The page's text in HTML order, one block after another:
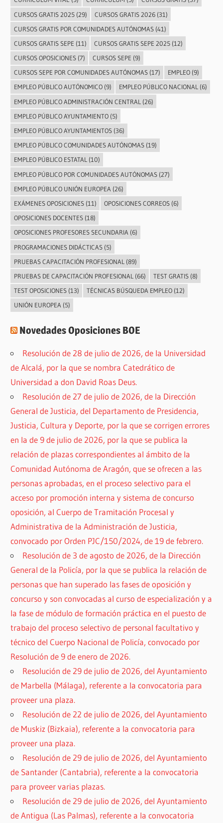
CURSOS GRATIS 2025(29) CURSOS GRATIS 2026(31)
CURSOS GRATIS POR COMUNIDADES AUTÓNOMAS(41)
CURSOS GRATIS SEPE (11) CURSOS GRATIS SEPE 2025(12)
CURSOS OPOSICIONES(7) CURSOS SEPE (9)
CURSOS SEPE POR COMUNIDADES AUTÓNOMAS(17) EMPLEO(9)
EMPLEO PÚBLICO AUTÓNOMICO(9) EMPLEO PÚBLICO NACIONAL(6)
EMPLEO PÚBLICO ADMINISTRACIÓN CENTRAL (26)
EMPLEO PÚBLICO AYUNTAMIENTO(5)
EMPLEO PÚBLICO AYUNTAMIENTOS(36)
EMPLEO PÚBLICO COMUNIDADES AUTÓNOMAS(19)
EMPLEO PÚBLICO ESTATAL(10)
EMPLEO PÚBLICO POR COMUNIDADES AUTÓNOMAS(27)
EMPLEO PÚBLICO UNIÓN EUROPEA (26)
EXÁMENES OPOSICIONES(11) OPOSICIONES CORREOS(6)
OPOSICIONES DOCENTES(18)
OPOSICIONES PROFESORES SECUNDARIA(6)
PROGRAMACIONES DIDÁCTICAS(5)
PRUEBAS CAPACITACIÓN PROFESIONAL (89)
PRUEBAS DE CAPACITACIÓN PROFESIONAL (66) TEST GRATIS(8)
TEST OPOSICIONES(13) TÉCNICAS BÚSQUEDA EMPLEO(12)
UNIÓN EUROPEA(5)
Novedades Oposiciones BOE
Resolución de 28 de julio de 2026, de la Universidad
de Alcalá, por la que se nombra Catedrático de
Universidad a don David Roas Deus.
Resolución de 27 de julio de 2026, de la Dirección
General de Justicia, del Departamento de Presidencia,
Justicia, Cultura y Deporte, por la que se corrigen errores
en la de 9 de julio de 2026, por la que se publica la
relación de plazas correspondientes al ámbito de la
Comunidad Autónoma de Aragón, que se ofrecen a las
personas aprobadas, en el proceso selectivo para el
acceso por promoción interna y sistema de concurso
oposición, al Cuerpo de Tramitación Procesal y
Administrativa de la Administración de Justicia,
convocado por Orden PJC/150/2024, de 19 de febrero.
Resolución de 3 de agosto de 2026, de la Dirección
General de la Policía, por la que se publica la relación de
personas que han superado las fases de oposición y
concurso y son convocadas al curso de especialización y a
la fase de módulo de formación práctica en el puesto de
trabajo del proceso selectivo de personal facultativo y
técnico del Cuerpo Nacional de Policía, convocado por
Resolución de 9 de enero de 2026.
Resolución de 29 de julio de 2026, del Ayuntamiento
de Marbella (Málaga), referente a la convocatoria para
proveer una plaza.
Resolución de 22 de julio de 2026, del Ayuntamiento
de Muskiz (Bizkaia), referente a la convocatoria para
proveer una plaza.
Resolución de 29 de julio de 2026, del Ayuntamiento
de Santander (Cantabria), referente a la convocatoria
para proveer varias plazas.
Resolución de 29 de julio de 2026, del Ayuntamiento
de Antigua (Las Palmas), referente a la convocatoria